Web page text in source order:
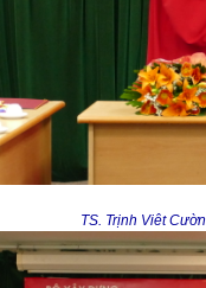
TS. Trịnh Viêt